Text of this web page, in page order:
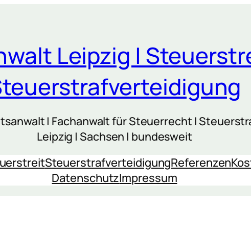
Leipzig |
| Fachanwalt für Steuerrecht |
Leipzig | Sachsen | bundesweit
SteuerstrafverteidigungReferenzen
DatenschutzImpressum